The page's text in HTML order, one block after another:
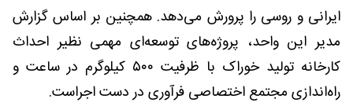
ایرانی و روسی را پرورش می‌دهد. همچنین بر اساس گزارش
مدیر این واحد، پروژه‌های توسعه‌ای مهمی نظیر احداث
کارخانه تولید خوراک با ظرفیت ۵۰۰ کیلوگرم در ساعت و
راه‌اندازی مجتمع اختصاصی فرآوری در دست اجراست.